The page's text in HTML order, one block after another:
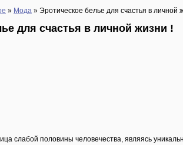
» Мода » Эротическое белье для счастья в личной
для счастья в личной жизни !
слабой половины человечества, являясь